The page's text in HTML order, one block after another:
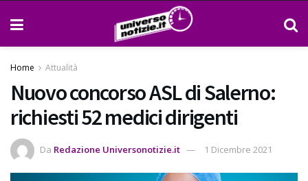
Home Attualità
Nuovo concorso ASL di Salerno:
richiesti 52 medici dirigenti
Da Redazione Universonotizie.it 1 Dicembre 2021